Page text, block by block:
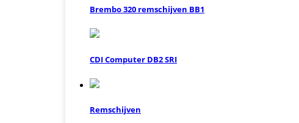
Brembo 320 remschijven BB1
CDI Computer DB2 SRI
Remschijven